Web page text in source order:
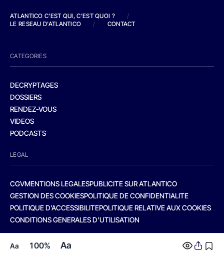
Aa 100% Aa
ATLANTICO C'EST QUI, C'EST QUOI ?
/
LE RESEAU D'ATLANTICO
/ CONTACT
CATEGORIES
DECRYPTAGES
DOSSIERS
RENDEZ-VOUS
VIDEOS
PODCASTS
LEGAL
CGVMENTIONS LEGALESPUBLICITE SUR ATLANTICO
GESTION DES COOKIESPOLITIQUE DE CONFIDENTIALITE
POLITIQUE D’ACCESSIBILITEPOLITIQUE RELATIVE AUX COOKIES
CONDITIONS GENERALES D’UTILISATION